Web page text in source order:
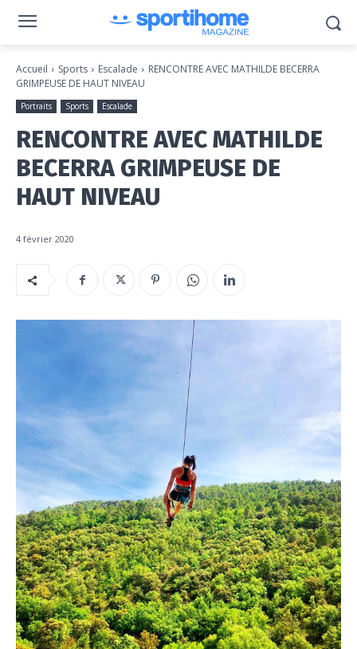
Accueil Sports Escalade
RENCONTRE AVEC MATHILDE BECERRA
GRIMPEUSE DE HAUT NIVEAU
Portraits Sports Escalade
RENCONTRE AVEC MATHILDE
BECERRA GRIMPEUSE DE
HAUT NIVEAU
4 février 2020